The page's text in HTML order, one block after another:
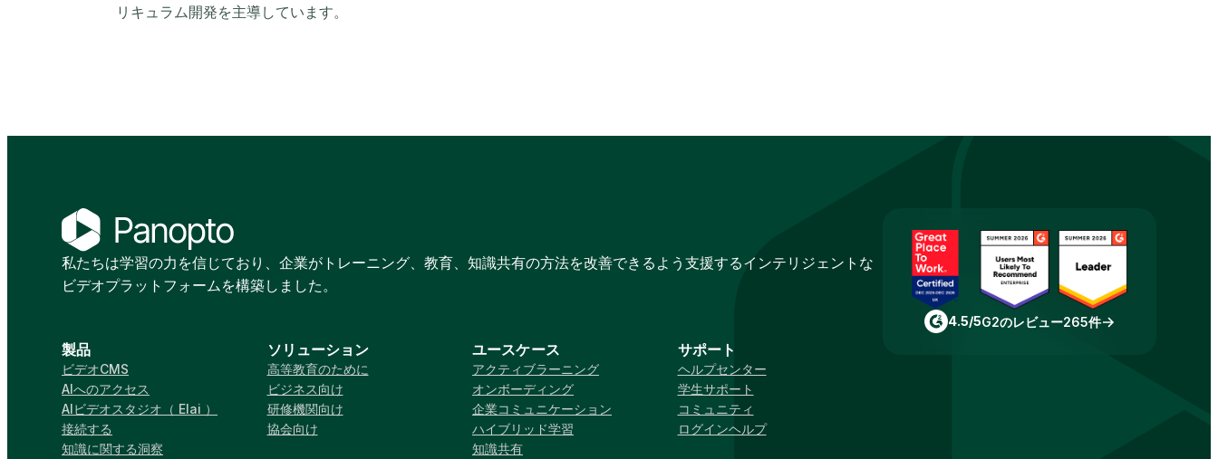
リキュラム開発を主導しています。
私たちは学習の力を信じており、企業がトレーニング、教育、知識共有の方法を改善できるよう支援するインテリジェントな
ビデオプラットフォームを構築しました。
製品
ビデオCMS
AIへのアクセス
AIビデオスタジオ（ Elai ）
接続する
知識に関する洞察
ソリューション
高等教育のために
ビジネス向け
研修機関向け
協会向け
ユースケース
アクティブラーニング
オンボーディング
企業コミュニケーション
ハイブリッド学習
知識共有
サポート
ヘルプセンター
学生サポート
コミュニティ
ログインヘルプ
4.5/5G2のレビュー265件